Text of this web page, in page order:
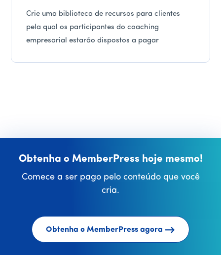
Crie uma biblioteca de recursos para clientes
pela qual os participantes do coaching
empresarial estarão dispostos a pagar
Obtenha o MemberPress hoje mesmo!
Comece a ser pago pelo conteúdo que você
cria.
Obtenha o MemberPress agora